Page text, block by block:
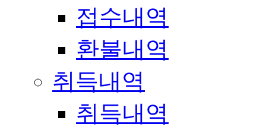
접수내역
환불내역
취득내역
취득내역